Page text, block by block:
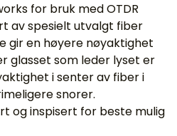
for bruk med OTDR
av spesielt utvalgt fiber
gir en høyere nøyaktighet
glasset som leder lyset er
i senter av fiber i
snorer.
og inspisert for beste mulig